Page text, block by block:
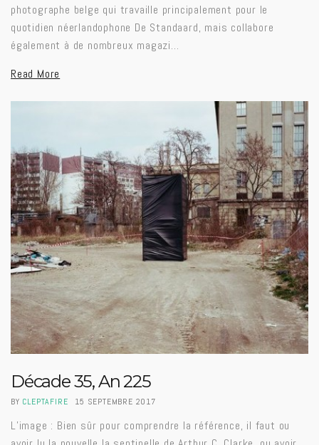
photographe belge qui travaille principalement pour le
quotidien néerlandophone De Standaard, mais collabore
également à de nombreux magazi…
Read More
Décade 35, An 225
BY CLEPTAFIRE 15 SEPTEMBRE 2017
L’image : Bien sûr pour comprendre la référence, il faut ou